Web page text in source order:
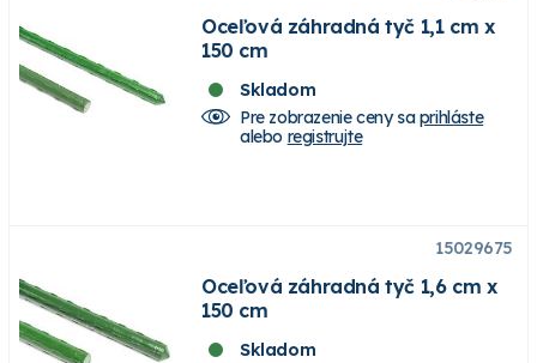
Oceľová záhradná tyč 1,1 cm x
150 cm
Skladom
Pre zobrazenie ceny saprihláste
alebo registrujte
15029675
Oceľová záhradná tyč 1,6 cm x
150 cm
Skladom